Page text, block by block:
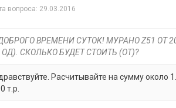
вопроса: 29.03.2016
ДОБРОГО ВРЕМЕНИ СУТОК! МУРАНО Z51
ОД). СКОЛЬКО БУДЕТ СТОИТЬ (ОТ)?
Расчитывайте на сумму около
т.р.